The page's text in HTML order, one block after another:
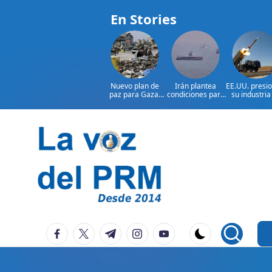
En Stories
Nuevo plan de
paz para Gaza:
UU. a Israel?
Irán plantea
condiciones para
estrecho de
EE.UU.
su
contenido
eVoz
Del
facebook.com
twitter.com
t.me instagram.com
youtube.com